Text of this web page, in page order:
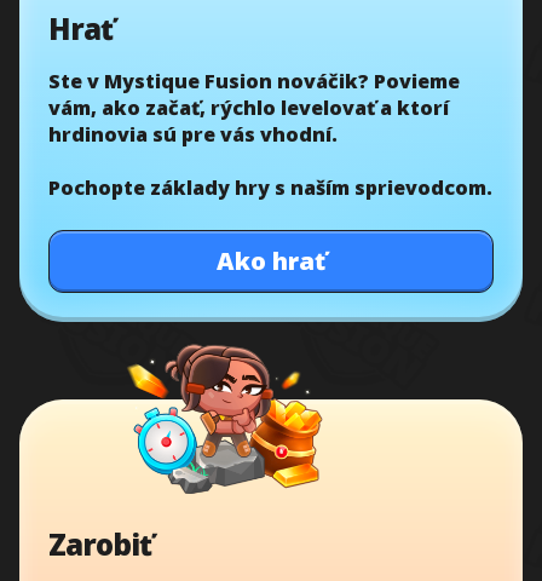
Hrať
Ste v Mystique Fusion nováčik? Povieme
vám, ako začať, rýchlo levelovať a ktorí
hrdinovia sú pre vás vhodní.
Pochopte základy hry s naším sprievodcom.
Ako hrať
Zarobiť